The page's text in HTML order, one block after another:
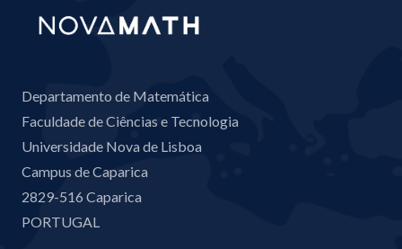
Departamento de Matemática
Faculdade de Ciências e Tecnologia
Universidade Nova de Lisboa
Campus de Caparica
2829-516 Caparica
PORTUGAL